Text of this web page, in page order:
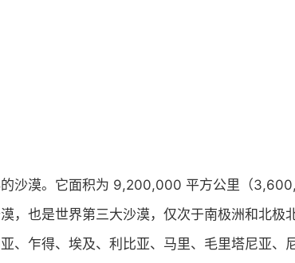
沙漠。它面积为 9,200,000 平方公里（
，也是世界第三大沙漠，仅次于南极洲和北极
、乍得、埃及、利比亚、马里、毛里塔尼亚、